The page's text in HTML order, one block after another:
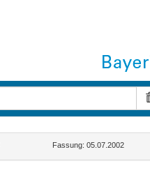
Fassung: 05.07.2002